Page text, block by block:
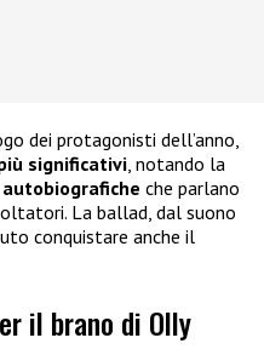
dei protagonisti dell’anno,
significativi, notando la
autobiografiche che parlano
La ballad, dal suono
conquistare anche il
il brano di Olly